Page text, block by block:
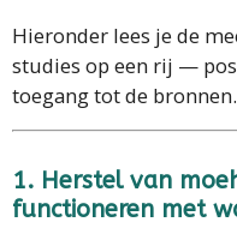
Hieronder lees je de
studies op een rij —
toegang tot de bronnen.
1. Herstel van
functioneren met